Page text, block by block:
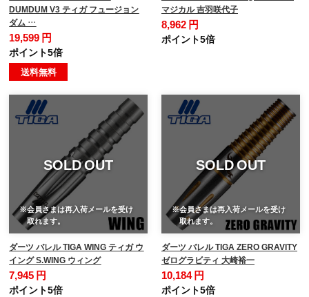
DUMDUM V3 ティガ フュージョン
ダム …
19,599 円
ポイント5倍
送料無料
マジカル 吉羽咲代子
8,962 円
ポイント5倍
SOLD OUT
※会員さまは再入荷メールを受け
取れます。
ダーツ バレル TIGA WING ティガ ウ
イング S.WING ウィング
7,945 円
ポイント5倍
SOLD OUT
※会員さまは再入荷メールを受け
取れます。
ダーツ バレル TIGA ZERO GRAVITY
ゼログラビティ 大崎裕一
10,184 円
ポイント5倍